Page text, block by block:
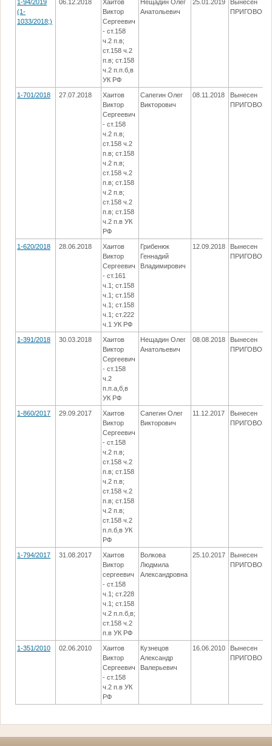
1-94/2019
(1-
1033/2018;)
06.12.2018
Хаитов
Виктор
Сергеевич
- ст.158
ч.2 п.в;
ст.158 ч.2
п.в; ст.158
ч.2 п.п.б,в
УК РФ
Нещадин Олег
Анатольевич
25.01.2019
Вынесен
ПРИГОВОР
1-701/2018 27.07.2018
Хаитов
Виктор
Сергеевич
- ст.158
ч.2 п.в;
ст.158 ч.2
п.в; ст.158
ч.2 п.в;
ст.158 ч.2
п.в; ст.158
ч.2 п.в;
ст.158 ч.2
п.в; ст.158
ч.2 п.в УК
РФ
Сапегин Олег
Викторович
08.11.2018
Вынесен
ПРИГОВОР
1-620/2018 28.06.2018
Хаитов
Виктор
Сергеевич
- ст.161
ч.1; ст.158
ч.1; ст.158
ч.1; ст.158
ч.1; ст.222
ч.1 УК РФ
Грибенюк
Геннадий
Владимирович
12.09.2018
Вынесен
ПРИГОВОР
1-391/2018 30.03.2018
Хаитов
Виктор
Сергеевич
- ст.158
ч.2
п.п.а,б,в
УК РФ
Нещадин Олег
Анатольевич
08.08.2018
Вынесен
ПРИГОВОР
1-860/2017 29.09.2017
Хаитов
Виктор
Сергеевич
- ст.158
ч.2 п.в;
ст.158 ч.2
п.в; ст.158
ч.2 п.в;
ст.158 ч.2
п.в; ст.158
ч.2 п.в;
ст.158 ч.2
п.п.б,в УК
РФ
Сапегин Олег
Викторович
11.12.2017
Вынесен
ПРИГОВОР
1-794/2017 31.08.2017
Хаитов
Виктор
сергеевич
- ст.158
ч.1; ст.228
ч.1; ст.158
ч.2 п.п.б,в;
ст.158 ч.2
п.в УК РФ
Волкова
Людмила
Александровна
25.10.2017
Вынесен
ПРИГОВОР
1-351/2010 02.06.2010
Хаитов
Виктор
Сергеевич
- ст.158
ч.2 п.в УК
РФ
Кузнецов
Александр
Валерьевич
16.06.2010
Вынесен
ПРИГОВОР